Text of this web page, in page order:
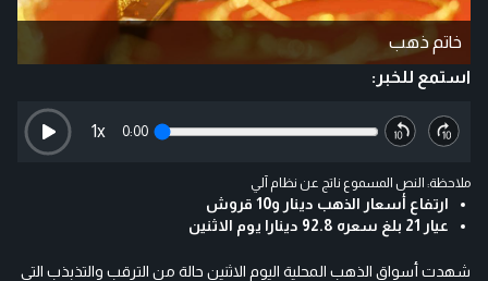
خاتم ذهب
استمع للخبر:
0:00
1x
ملاحظة: النص المسموع ناتج عن نظام آلي
ارتفاع أسعار الذهب دينار و10 قروش
عيار 21 بلغ سعره 92.8 دينارا يوم الاثنين
شهدت أسواق الذهب المحلية اليوم الاثنين حالة من الترقب والتذبذب التي